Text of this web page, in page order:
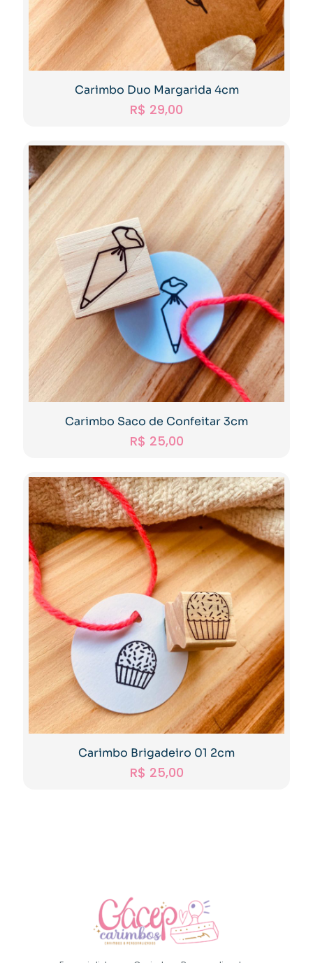
Carimbo Duo Margarida 4cm
R$ 29,00
Carimbo Saco de Confeitar 3cm
R$ 25,00
Carimbo Brigadeiro 01 2cm
R$ 25,00